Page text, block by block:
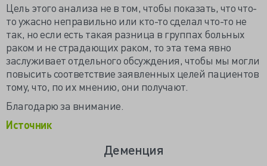
Цель этого анализа не в том, чтобы показать, что что-
то ужасно неправильно или кто-то сделал что-то не
так, но если есть такая разница в группах больных
раком и не страдающих раком, то эта тема явно
заслуживает отдельного обсуждения, чтобы мы могли
повысить соответствие заявленных целей пациентов
тому, что, по их мнению, они получают.
Благодарю за внимание.
Источник
Деменция